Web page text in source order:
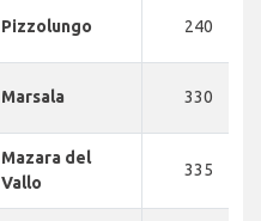
Pizzolungo 240
Marsala 330
Mazara del
Vallo
335